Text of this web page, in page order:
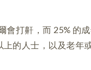
會打鼾，而 25% 的
的人士，以及老年